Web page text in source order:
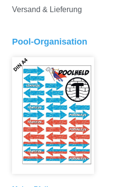
Versand & Lieferung
Pool-Organisation